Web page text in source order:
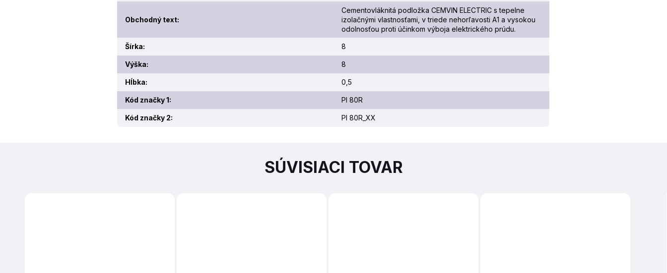
Obchodný text:
Cementovláknitá podložka CEMVIN ELECTRIC s tepelne
izolačnými vlastnosťami, v triede nehorľavosti A1 a vysokou
odolnosťou proti účinkom výboja elektrického prúdu.
Šírka: 8
Výška: 8
Hĺbka: 0,5
Kód značky 1: PI 80R
Kód značky 2: PI 80R_XX
SÚVISIACI TOVAR